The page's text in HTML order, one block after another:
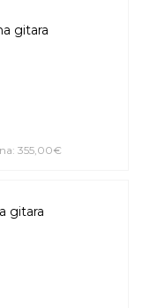
gitara
355,00€
gitara